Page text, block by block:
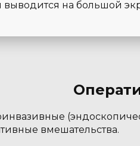
выводится на большой
вмешательства.